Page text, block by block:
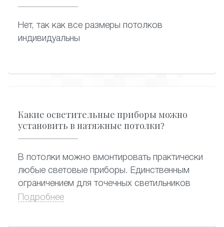
Нет, так как все размеры потолков
индивидуальны
Какие осветительные приборы можно
установить в натяжные потолки?
В потолки можно вмонтировать практически
любые световые приборы. Единственным
ограничением для точечных светильников
является их мощность (нагрев). Во избежание
Подробнее